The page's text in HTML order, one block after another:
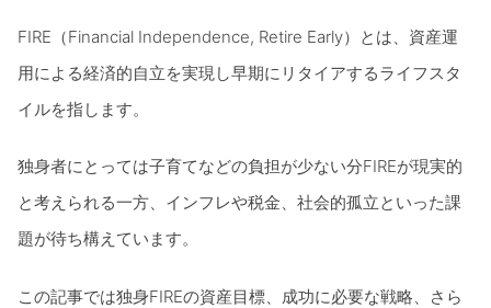
FIRE（Financial Independence, Retire Early）とは、資産運
用による経済的自立を実現し早期にリタイアするライフスタ
イルを指します。
独身者にとっては子育てなどの負担が少ない分FIREが現実的
と考えられる一方、インフレや税金、社会的孤立といった課
題が待ち構えています。
この記事では独身FIREの資産目標、成功に必要な戦略、さら